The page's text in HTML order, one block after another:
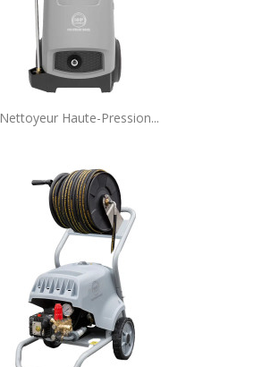
Nettoyeur Haute-Pression...